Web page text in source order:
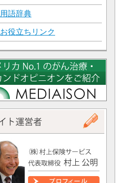
用語辞典
お役立ちリンク